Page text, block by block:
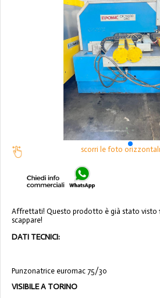
scorri le foto
Affrettati! Questo prodotto è già stato visto
scappare!
DATI TECNICI:
Punzonatrice euromac 75/30
VISIBILE A TORINO